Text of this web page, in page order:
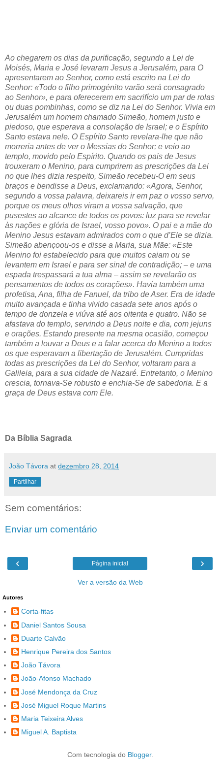
Ao chegarem os dias da purificação, segundo a Lei de
Moisés, Maria e José levaram Jesus a Jerusalém, para O
apresentarem ao Senhor, como está escrito na Lei do
Senhor: «Todo o filho primogénito varão será consagrado
ao Senhor», e para oferecerem em sacrifício um par de rolas
ou duas pombinhas, como se diz na Lei do Senhor. Vivia em
Jerusalém um homem chamado Simeão, homem justo e
piedoso, que esperava a consolação de Israel; e o Espírito
Santo estava nele. O Espírito Santo revelara-lhe que não
morreria antes de ver o Messias do Senhor; e veio ao
templo, movido pelo Espírito. Quando os pais de Jesus
trouxeram o Menino, para cumprirem as prescrições da Lei
no que lhes dizia respeito, Simeão recebeu-O em seus
braços e bendisse a Deus, exclamando: «Agora, Senhor,
segundo a vossa palavra, deixareis ir em paz o vosso servo,
porque os meus olhos viram a vossa salvação, que
pusestes ao alcance de todos os povos: luz para se revelar
às nações e glória de Israel, vosso povo». O pai e a mãe do
Menino Jesus estavam admirados com o que d’Ele se dizia.
Simeão abençoou-os e disse a Maria, sua Mãe: «Este
Menino foi estabelecido para que muitos caiam ou se
levantem em Israel e para ser sinal de contradição; – e uma
espada trespassará a tua alma – assim se revelarão os
pensamentos de todos os corações». Havia também uma
profetisa, Ana, filha de Fanuel, da tribo de Aser. Era de idade
muito avançada e tinha vivido casada sete anos após o
tempo de donzela e viúva até aos oitenta e quatro. Não se
afastava do templo, servindo a Deus noite e dia, com jejuns
e orações. Estando presente na mesma ocasião, começou
também a louvar a Deus e a falar acerca do Menino a todos
os que esperavam a libertação de Jerusalém. Cumpridas
todas as prescrições da Lei do Senhor, voltaram para a
Galileia, para a sua cidade de Nazaré. Entretanto, o Menino
crescia, tornava-Se robusto e enchia-Se de sabedoria. E a
graça de Deus estava com Ele.
Da Bíblia Sagrada
João Távora at dezembro 28, 2014
Partilhar
Sem comentários:
Enviar um comentário
‹ ›
Página inicial
Ver a versão da Web
Autores
Corta-fitas
Daniel Santos Sousa
Duarte Calvão
Henrique Pereira dos Santos
João Távora
João-Afonso Machado
José Mendonça da Cruz
José Miguel Roque Martins
Maria Teixeira Alves
Miguel A. Baptista
Com tecnologia do Blogger.